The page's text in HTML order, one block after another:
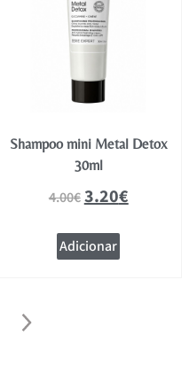
Shampoo mini Metal Detox
30ml
4.00€3.20€
Adicionar